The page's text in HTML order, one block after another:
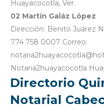
Huayacocotla, Ver.
02 Martín Galáz López
Dirección: Benito Juárez
774 758 0007 Correo:
Notaria2huayacocotla
Directorio
Notarial